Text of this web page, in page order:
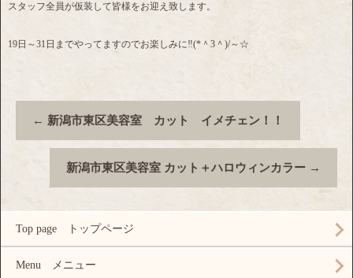
スタッフ全員が仮装して皆様をお迎え致します。
19日～31日までやってますのでお楽しみに‼️(*＾3＾)/～☆
← 新潟市東区美容室 カット イメチェン！！
新潟市東区美容室 カット＋ハロウィンカラー →
Top page トップページ
Menu メニュー